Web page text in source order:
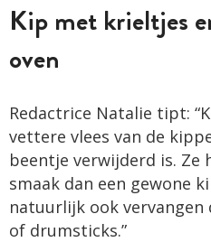
Kip met krieltjes
oven
Redactrice Natalie tipt:
vettere vlees van de
beentje verwijderd is. Ze
smaak dan een gewone
natuurlijk ook
of drumsticks.”